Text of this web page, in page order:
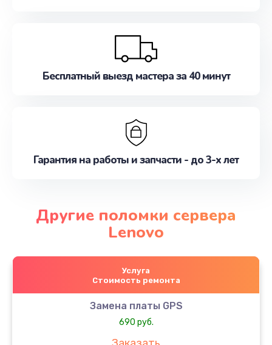
Бесплатный выезд мастера за 40 минут
Гарантия на работы и запчасти - до 3-х лет
Другие поломки сервера
Lenovo
Услуга
Стоимость ремонта
Замена платы GPS
690 руб.